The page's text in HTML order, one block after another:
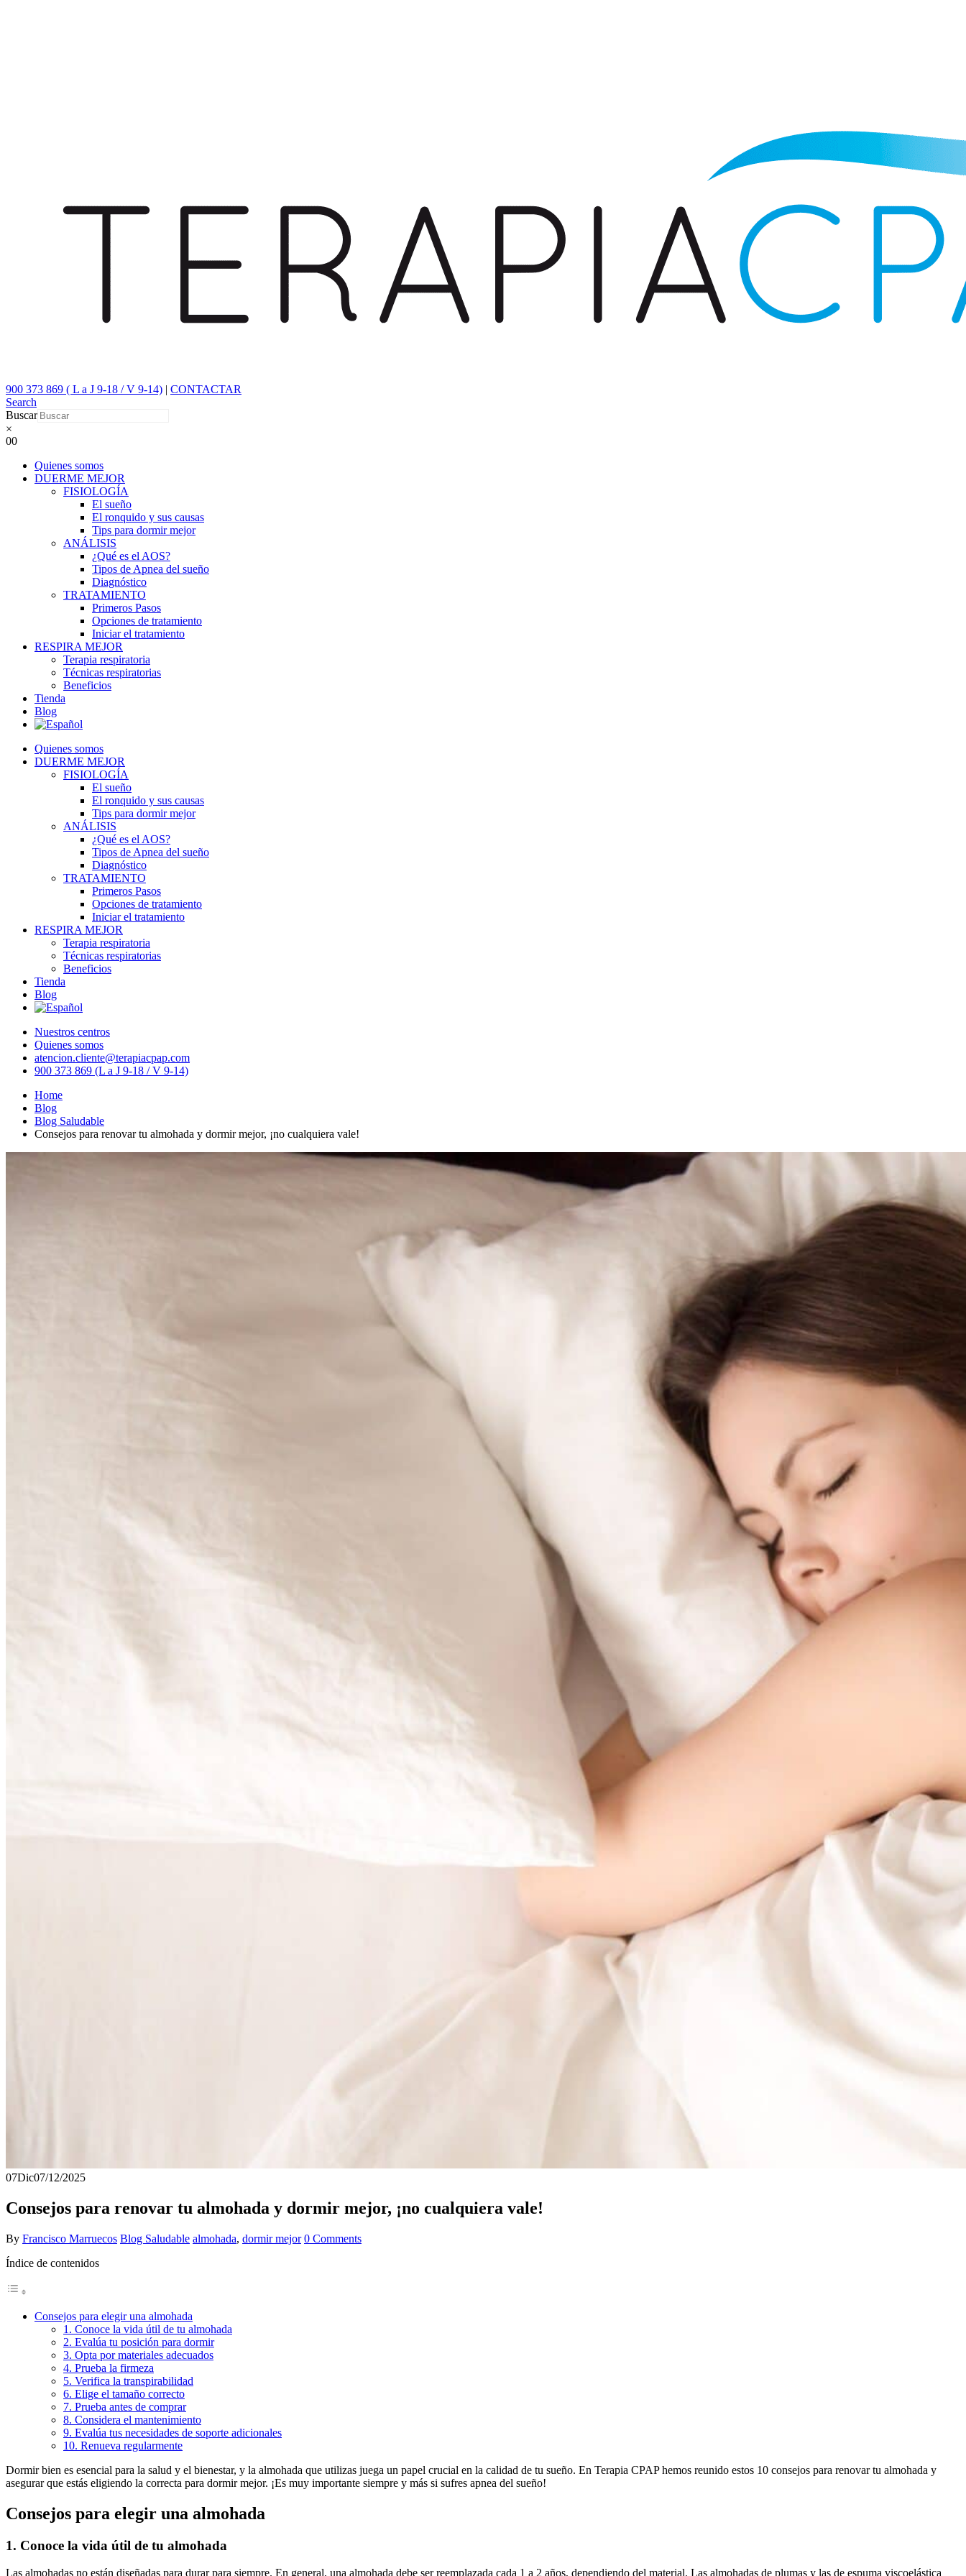
900 373 869 ( L a J 9-18 / V 9-14) | CONTACTAR
Search
Buscar
×
00
Quienes somos
DUERME MEJOR
FISIOLOGÍA
El sueño
El ronquido y sus causas
Tips para dormir mejor
ANÁLISIS
¿Qué es el AOS?
Tipos de Apnea del sueño
Diagnóstico
TRATAMIENTO
Primeros Pasos
Opciones de tratamiento
Iniciar el tratamiento
RESPIRA MEJOR
Terapia respiratoria
Técnicas respiratorias
Beneficios
Tienda
Blog
Quienes somos
DUERME MEJOR
FISIOLOGÍA
El sueño
El ronquido y sus causas
Tips para dormir mejor
ANÁLISIS
¿Qué es el AOS?
Tipos de Apnea del sueño
Diagnóstico
TRATAMIENTO
Primeros Pasos
Opciones de tratamiento
Iniciar el tratamiento
RESPIRA MEJOR
Terapia respiratoria
Técnicas respiratorias
Beneficios
Tienda
Blog
Nuestros centros
Quienes somos
atencion.cliente@terapiacpap.com
900 373 869 (L a J 9-18 / V 9-14)
Home
Blog
Blog Saludable
Consejos para renovar tu almohada y dormir mejor, ¡no cualquiera vale!
07Dic07/12/2025
Consejos para renovar tu almohada y dormir mejor, ¡no cualquiera vale!
By Francisco Marruecos Blog Saludable almohada, dormir mejor 0 Comments
Índice de contenidos
Consejos para elegir una almohada
1. Conoce la vida útil de tu almohada
2. Evalúa tu posición para dormir
3. Opta por materiales adecuados
4. Prueba la firmeza
5. Verifica la transpirabilidad
6. Elige el tamaño correcto
7. Prueba antes de comprar
8. Considera el mantenimiento
9. Evalúa tus necesidades de soporte adicionales
10. Renueva regularmente
Dormir bien es esencial para la salud y el bienestar, y la almohada que utilizas juega un papel crucial en la calidad de tu sueño. En Terapia CPAP hemos reunido estos 10 consejos para renovar tu almohada y
asegurar que estás eligiendo la correcta para dormir mejor. ¡Es muy importante siempre y más si sufres apnea del sueño!
Consejos para elegir una almohada
1. Conoce la vida útil de tu almohada
Las almohadas no están diseñadas para durar para siempre. En general, una almohada debe ser reemplazada cada 1 a 2 años, dependiendo del material. Las almohadas de plumas y las de espuma viscoelástica